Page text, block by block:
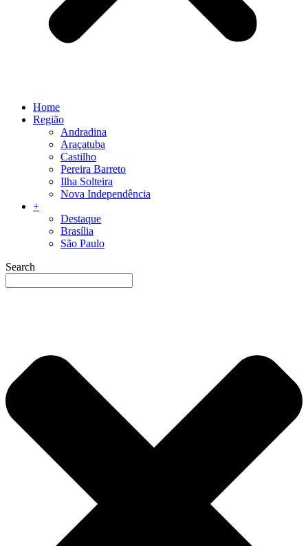
Home
Região
Andradina
Araçatuba
Castilho
Pereira Barreto
Ilha Solteira
Nova Independência
+
Destaque
Brasília
São Paulo
Search